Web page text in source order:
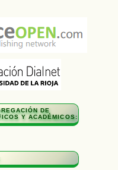
DE
Y ACADÉMICOS: